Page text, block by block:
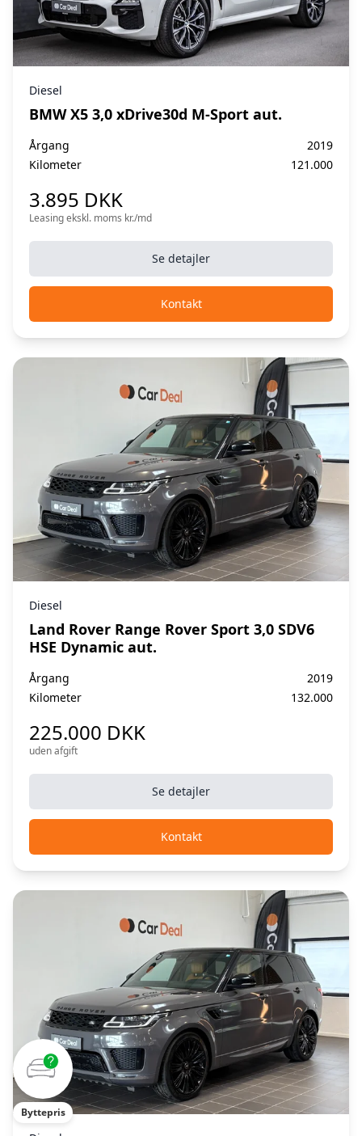
Diesel
BMW X5 3,0 xDrive30d M-Sport aut.
Årgang
2019
Kilometer
121.000
3.895 DKK
Leasing ekskl. moms kr./md
Se detajler
Kontakt
Diesel
Land Rover Range Rover Sport 3,0 SDV6
HSE Dynamic aut.
Årgang
2019
Kilometer
132.000
225.000 DKK
uden afgift
Se detajler
Kontakt
Byttepris